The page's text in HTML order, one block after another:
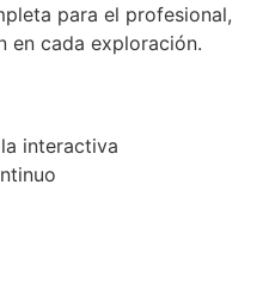
para el profesional,
en cada exploración.
interactiva